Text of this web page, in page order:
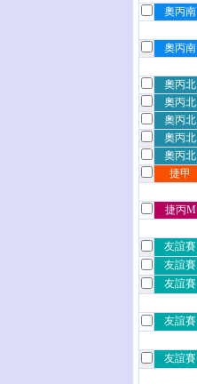
奧丙南
奧丙南
奧丙北
奧丙北
奧丙北
奧丙北
奧丙北
捷甲
捷丙M
友誼賽
友誼賽
友誼賽
友誼賽
友誼賽